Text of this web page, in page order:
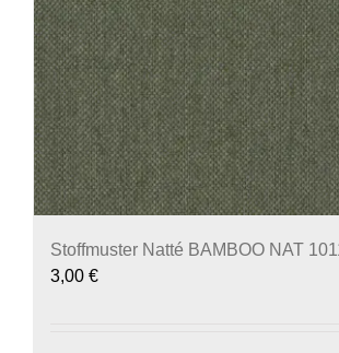
Stoffmuster Natté BAMBOO NAT
3,00 €